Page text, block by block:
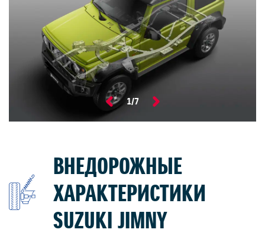
1/7
ВНЕДОРОЖНЫЕ
ХАРАКТЕРИСТИКИ
SUZUKI JIMNY